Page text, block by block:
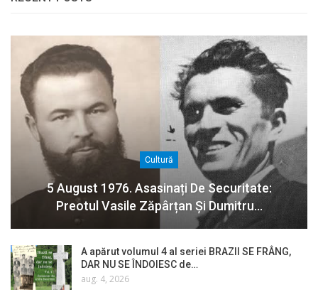
Cultură
5 August 1976. Asasinați De Securitate:
Preotul Vasile Zăpârțan Și Dumitru…
A apărut volumul 4 al seriei BRAZII SE FRÂNG,
DAR NU SE ÎNDOIESC de…
aug. 4, 2026